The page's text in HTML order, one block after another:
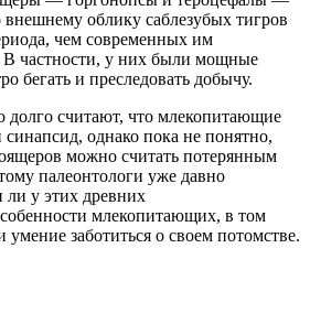
облику саблезубых тигров
чем современных им
В частности, у них были мощные
бегать и преследовать добычу.
долго считают, что млекопитающие
однако пока не понятно,
можно считать потерянным
палеонтологи уже давно
у этих древних
млекопитающих, в том
умение заботиться о своем потомстве.